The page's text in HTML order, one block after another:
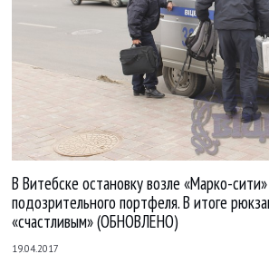
В Витебске остановку возле «Марко-
подозрительного портфеля. В итоге
«счастливым» (ОБНОВЛЕНО)
19.04.2017